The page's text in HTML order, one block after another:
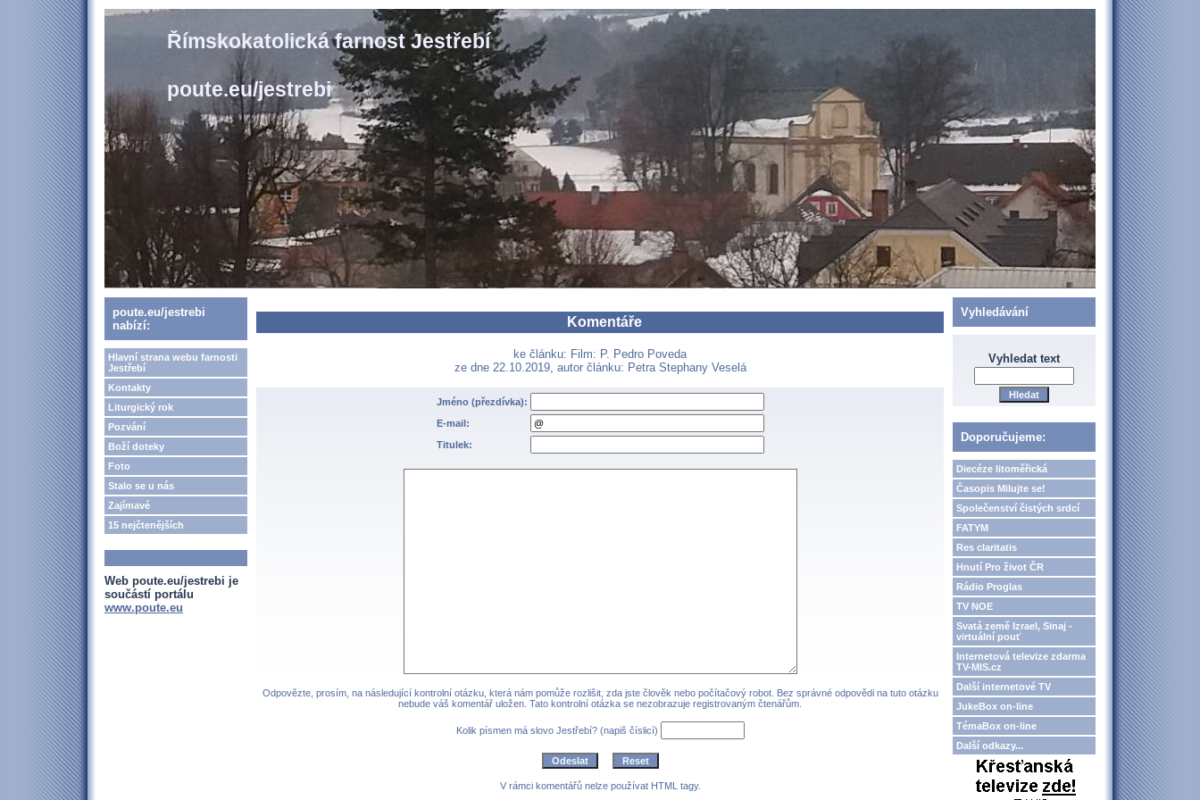
Římskokatolická farnost Jestřebí
poute.eu/jestrebi
poute.eu/jestrebi
nabízí:
Hlavní strana webu farnosti
Jestřebí
Kontakty
Liturgický rok
Pozvání
Boží doteky
Foto
Stalo se u nás
Zajímavé
15 nejčtenějších
Web poute.eu/jestrebi je
součástí portálu
www.poute.eu
Komentáře
ke článku: Film: P. Pedro Poveda
ze dne 22.10.2019, autor článku: Petra Stephany Veselá
Jméno (přezdívka):
E-mail:
Titulek:
Odpovězte, prosím, na následující kontrolní otázku, která nám pomůže rozlišit, zda jste člověk nebo počítačový robot. Bez správné odpovědi na tuto otázku
nebude váš komentář uložen. Tato kontrolní otázka se nezobrazuje registrovaným čtenářům.
Kolik písmen má slovo Jestřebí? (napiš číslicí)
V rámci komentářů nelze používat HTML tagy.
Vyhledávání
Vyhledat text
Doporučujeme:
Diecéze litoměřická
Časopis Milujte se!
Společenství čistých srdcí
FATYM
Res claritatis
Hnutí Pro život ČR
Rádio Proglas
TV NOE
Svatá země Izrael, Sinaj -
virtuální pouť
Internetová televize zdarma
TV-MIS.cz
Další internetové TV
JukeBox on-line
TémaBox on-line
Další odkazy...